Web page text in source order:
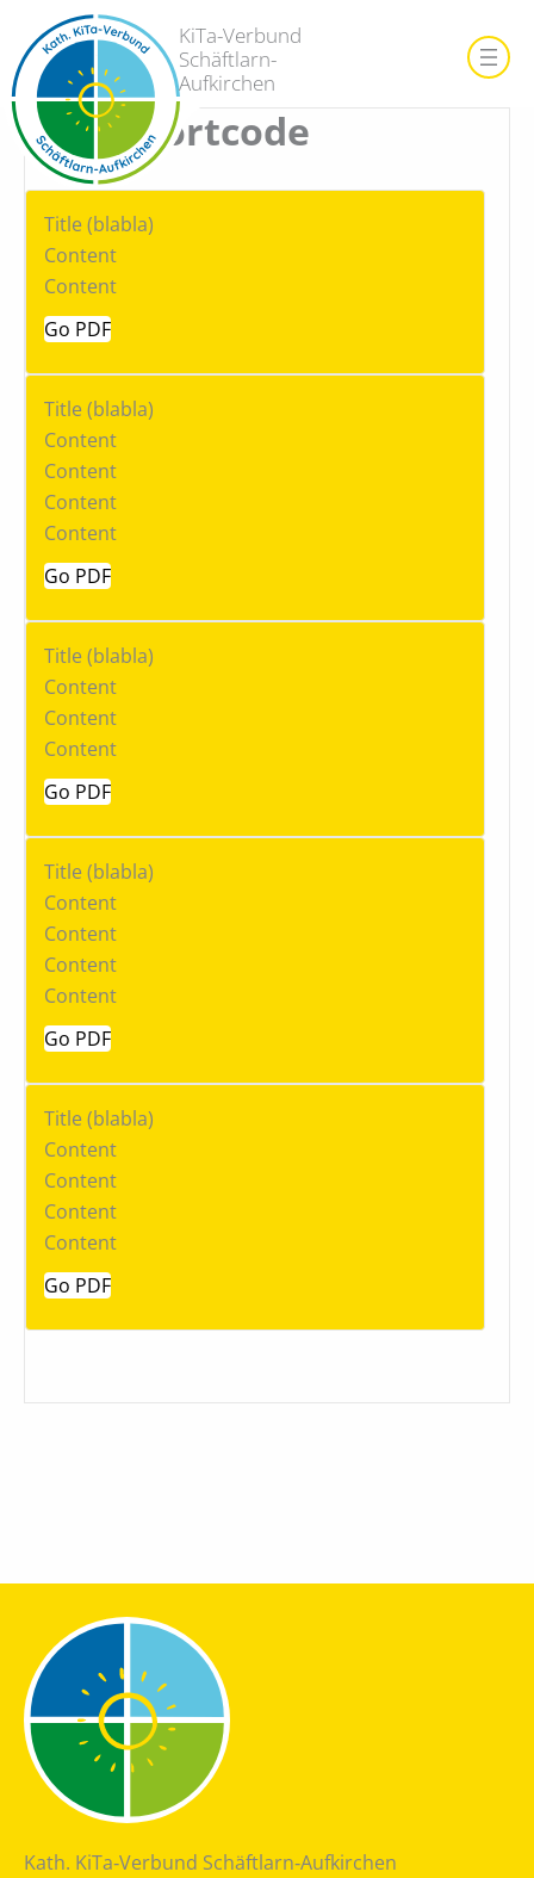
Inhalt
springen
KiTa-Verbund
Schäftlarn-
Aufkirchen
Test Shortcode
Title (blabla)
Content
Content
Go PDF
Title (blabla)
Content
Content
Content
Content
Go PDF
Title (blabla)
Content
Content
Content
Go PDF
Title (blabla)
Content
Content
Content
Content
Go PDF
Title (blabla)
Content
Content
Content
Content
Go PDF
Kath. KiTa‐Verbund Schäftlarn‐Aufkirchen